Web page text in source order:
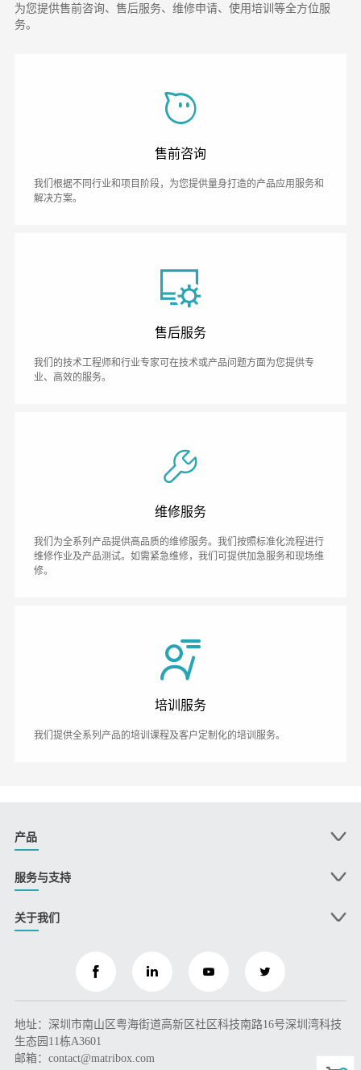
为您提供售前咨询、售后服务、维修申请、使用培训等全方位服
务。
售前咨询
我们根据不同行业和项目阶段，为您提供量身打造的产品应用服务和
解决方案。
售后服务
我们的技术工程师和行业专家可在技术或产品问题方面为您提供专
业、高效的服务。
维修服务
我们为全系列产品提供高品质的维修服务。我们按照标准化流程进行
维修作业及产品测试。如需紧急维修，我们可提供加急服务和现场维
修。
培训服务
我们提供全系列产品的培训课程及客户定制化的培训服务。
产品
服务与支持
关于我们
地址：深圳市南山区粤海街道高新区社区科技南路16号深圳湾科技
生态园11栋A3601
邮箱：contact@matribox.com